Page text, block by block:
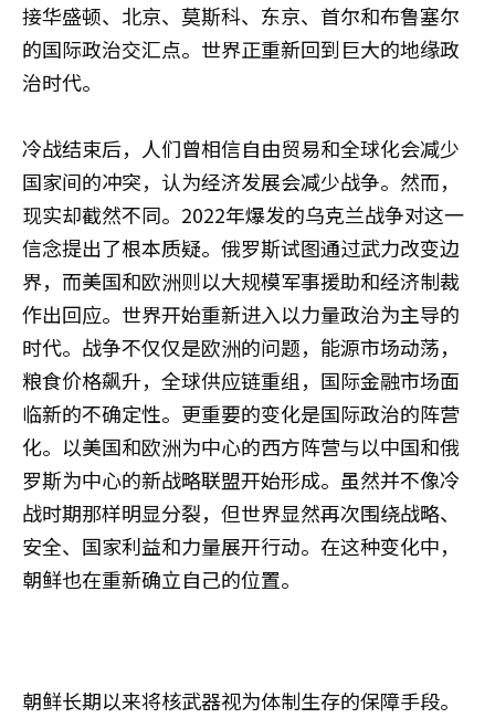
接华盛顿、北京、莫斯科、东京、首尔和布鲁塞尔
的国际政治交汇点。世界正重新回到巨大的地缘政
治时代。
冷战结束后，人们曾相信自由贸易和全球化会减少
国家间的冲突，认为经济发展会减少战争。然而，
现实却截然不同。2022年爆发的乌克兰战争对这一
信念提出了根本质疑。俄罗斯试图通过武力改变边
界，而美国和欧洲则以大规模军事援助和经济制裁
作出回应。世界开始重新进入以力量政治为主导的
时代。战争不仅仅是欧洲的问题，能源市场动荡，
粮食价格飙升，全球供应链重组，国际金融市场面
临新的不确定性。更重要的变化是国际政治的阵营
化。以美国和欧洲为中心的西方阵营与以中国和俄
罗斯为中心的新战略联盟开始形成。虽然并不像冷
战时期那样明显分裂，但世界显然再次围绕战略、
安全、国家利益和力量展开行动。在这种变化中，
朝鲜也在重新确立自己的位置。
朝鲜长期以来将核武器视为体制生存的保障手段。